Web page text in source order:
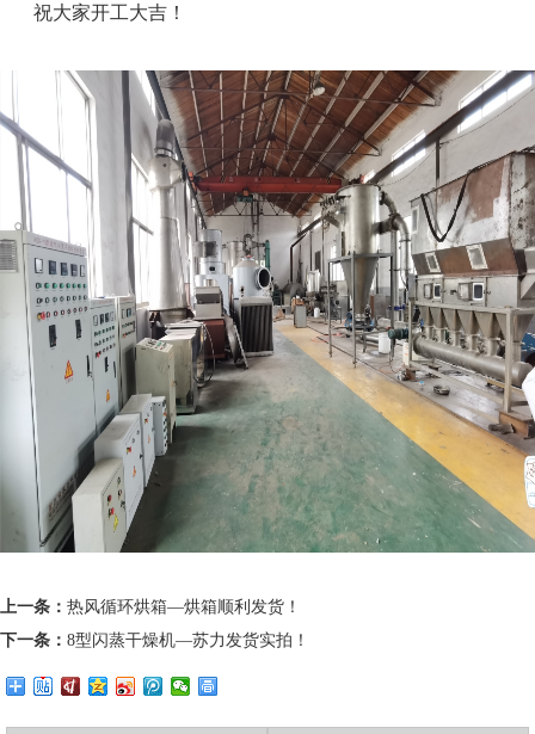
祝大家开工大吉！
上一条： 热风循环烘箱—烘箱顺利发货！
下一条： 8型闪蒸干燥机—苏力发货实拍！